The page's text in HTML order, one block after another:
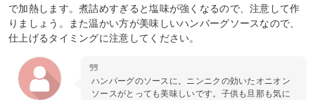
で加熱します。煮詰めすぎると塩味が強くなるので、注意して作
りましょう。また温かい方が美味しいハンバーグソースなので、
仕上げるタイミングに注意してください。
ハンバーグのソースに。ニンニクの効いたオニオン
ソースがとっても美味しいです。子供も旦那も気に